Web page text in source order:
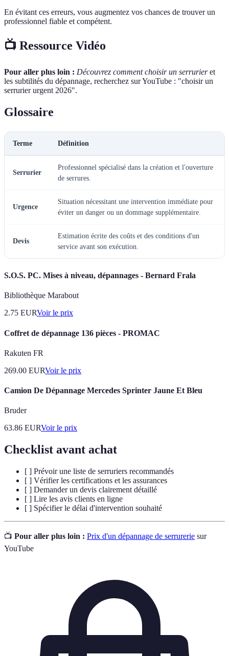
En évitant ces erreurs, vous augmentez vos chances de trouver un
professionnel fiable et compétent.
📺 Ressource Vidéo
Pour aller plus loin : Découvrez comment choisir un serrurieret
les subtilités du dépannage, recherchez sur YouTube : "choisir un
serrurier urgent 2026".
Glossaire
Terme Définition
Serrurier
Professionnel spécialisé dans la création et l'ouverture
de serrures.
Urgence
Situation nécessitant une intervention immédiate pour
éviter un danger ou un dommage supplémentaire.
Devis
Estimation écrite des coûts et des conditions d'un
service avant son exécution.
S.O.S. PC. Mises à niveau, dépannages - Bernard Frala
Bibliothèque Marabout
2.75 EURVoir le prix
Coffret de dépannage 136 pièces - PROMAC
Rakuten FR
269.00 EURVoir le prix
Camion De Dépannage Mercedes Sprinter Jaune Et Bleu
Bruder
63.86 EURVoir le prix
Checklist avant achat
[ ] Prévoir une liste de serruriers recommandés
[ ] Vérifier les certifications et les assurances
[ ] Demander un devis clairement détaillé
[ ] Lire les avis clients en ligne
[ ] Spécifier le délai d'intervention souhaité
📺 Pour aller plus loin : Prix d'un dépannage de serrurerie sur
YouTube